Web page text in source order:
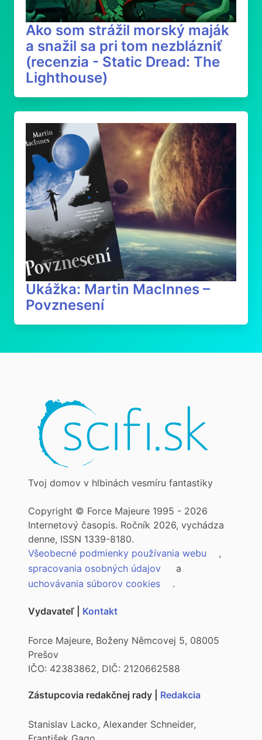
Ako som strážil morský maják
a snažil sa pri tom nezblázniť
(recenzia - Static Dread: The
Lighthouse)
Ukážka: Martin MacInnes –
Povznesení
Tvoj domov v hlbinách vesmíru fantastiky
Copyright © Force Majeure 1995 - 2026
Internetový časopis. Ročník 2026, vychádza
denne, ISSN 1339-8180.
Všeobecné podmienky používania webu
,
spracovania osobných údajov
a
uchovávania súborov cookies
.
Vydavateľ | Kontakt
Force Majeure, Boženy Němcovej 5, 08005
Prešov
IČO: 42383862, DIČ: 2120662588
Zástupcovia redakčnej rady | Redakcia
Stanislav Lacko, Alexander Schneider,